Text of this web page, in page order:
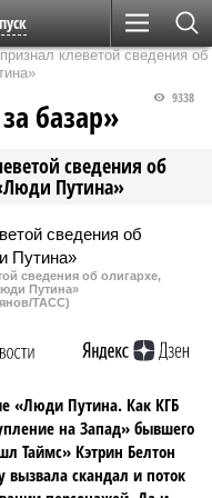
клеветой сведения об
сведения об
Путина»
9338
базар»
сведения об олигархе,
Путина»
ТАСС)
«Люди Путина. Как КГБ
на Запад» бывшего
Таймс» Кэтрин Белтон
вызвала скандал и поток